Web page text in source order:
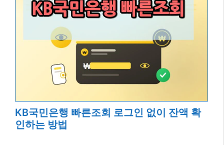
KB국민은행 빠른조회 로그인 없이 잔액 확
인하는 방법